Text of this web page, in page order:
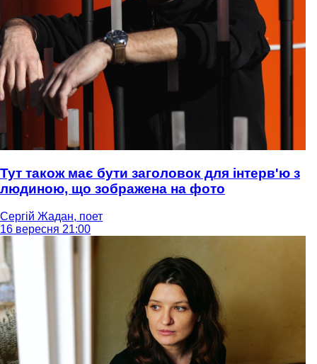
Тут також має бути заголовок для інтерв'ю з
людиною, що зображена на фото
Сергій Жадан, поет
16 вересня 21:00